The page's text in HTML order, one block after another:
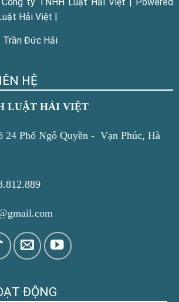
Hải Việt |
Trần Đức Hải
HỆ
LUẬT HẢI VIỆT
24 Phố Ngô Quyền - Vạn Phúc, Hà
ĐỘNG